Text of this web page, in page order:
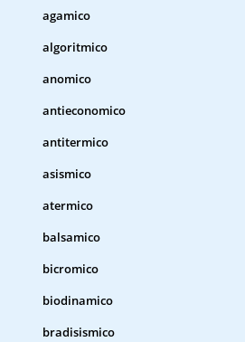
agamico
algoritmico
anomico
antieconomico
antitermico
asismico
atermico
balsamico
bicromico
biodinamico
bradisismico